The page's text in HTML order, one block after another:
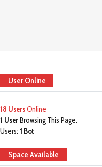
User Online
18 UsersOnline
1 UserBrowsing This Page.
Users: 1 Bot
Space Available